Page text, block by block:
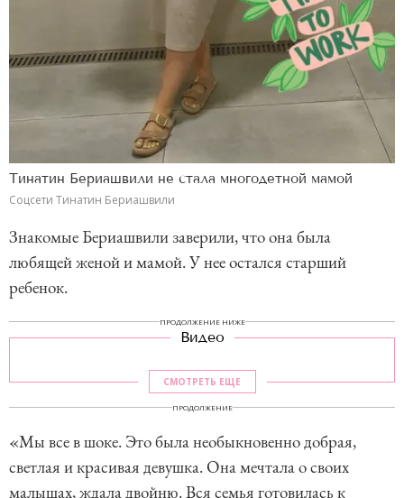
Тинатин Бериашвили не стала многодетной мамой
Соцсети Тинатин Бериашвили
Знакомые Бериашвили заверили, что она была
любящей женой и мамой. У нее остался старший
ребенок.
ПРОДОЛЖЕНИЕ НИЖЕ
Видео
СМОТРЕТЬ ЕЩЕ
ПРОДОЛЖЕНИЕ
«Мы все в шоке. Это была необыкновенно добрая,
светлая и красивая девушка. Она мечтала о своих
малышах, ждала двойню. Вся семья готовилась к